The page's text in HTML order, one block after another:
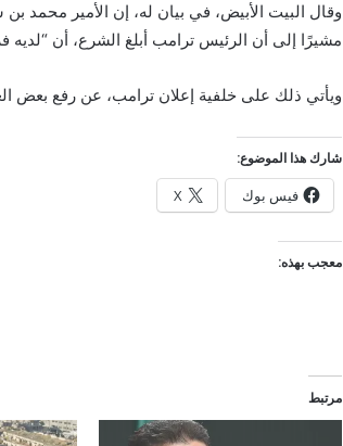
وقال البيت الأبيض، في بيان له، إن الأمير محمد
مشيرًا إلى أن الرئيس ترامب أبلغ الشرع، أن
ويأتي ذلك على خلفية إعلان ترامب، عن رفع بعض
شارك هذا الموضوع:
فيس بوك X
معجب بهذه:
مرتبط